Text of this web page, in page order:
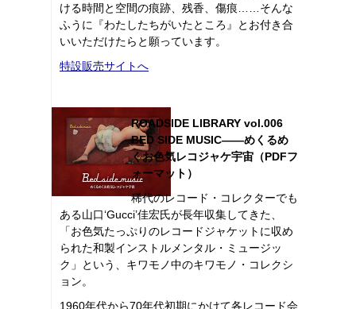
ける時間と空間の痕跡、残香、傷痕……そんな
ふうに『わたしたちがいたところ』とお付き合
いいただけたらと願っています。
特設販売サイトへ
ROADSIDE LIBRARY vol.006
BED SIDE MUSIC――めくるめ
くお色気レコジャケ宇宙（PDFフ
ォーマット）
稀代のレコード・コレクターでも
ある山口‘Gucci’佳宏氏が長年収集してきた、
「お色気たっぷりのレコードジャケットに収め
られた和製インストルメンタル・ミュージッ
ク」という、キワモノ中のキワモノ・コレクシ
ョン。
1960年代から70年代初期にかけて各レコード会